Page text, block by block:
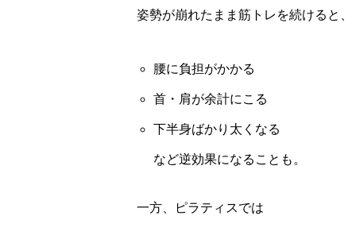
姿勢が崩れたまま筋トレを続けると、
腰に負担がかかる
首・肩が余計にこる
下半身ばかり太くなる
など逆効果になることも。
一方、ピラティスでは